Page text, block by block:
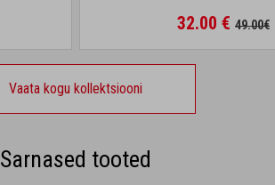
32.00 € 49.00€
Vaata kogu kollektsiooni
Sarnased tooted